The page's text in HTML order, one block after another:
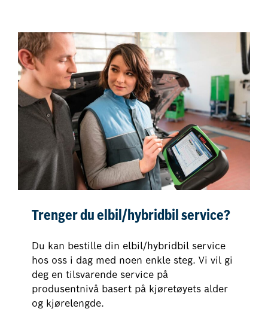
Trenger du elbil/hybridbil service?
Du kan bestille din elbil/hybridbil service
hos oss i dag med noen enkle steg. Vi vil gi
deg en tilsvarende service på
produsentnivå basert på kjøretøyets alder
og kjørelengde.